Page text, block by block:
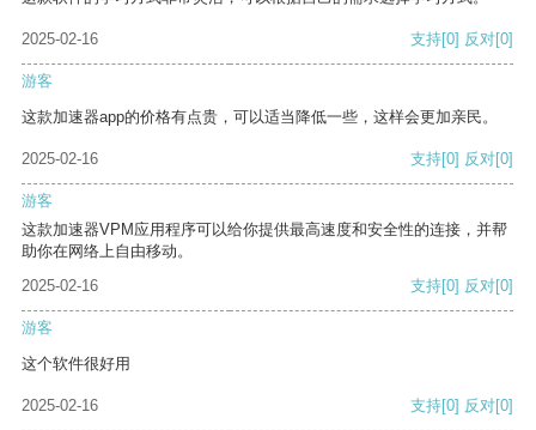
2025-02-16 支持[0] 反对[0]
游客
这款加速器app的价格有点贵，可以适当降低一些，这样会更加亲民。
2025-02-16 支持[0] 反对[0]
游客
这款加速器VPM应用程序可以给你提供最高速度和安全性的连接，并帮
助你在网络上自由移动。
2025-02-16
支持[0] 反对[0]
游客
这个软件很好用
2025-02-16 支持[0] 反对[0]